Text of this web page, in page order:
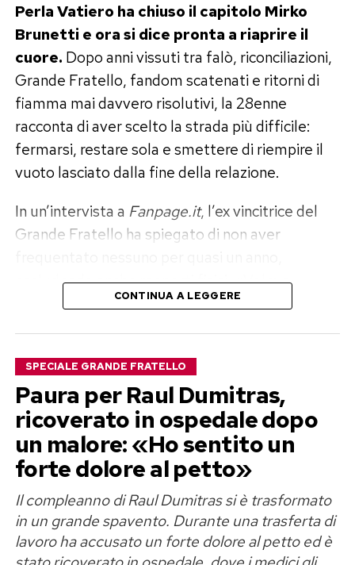
Perla Vatiero ha chiuso il capitolo Mirko
Brunetti e ora si dice pronta a riaprire il
cuore. Dopo anni vissuti tra falò, riconciliazioni,
Grande Fratello, fandom scatenati e ritorni di
fiamma mai davvero risolutivi, la 28enne
racconta di aver scelto la strada più difficile:
fermarsi, restare sola e smettere di riempire il
vuoto lasciato dalla fine della relazione.
In un’intervista a Fanpage.it, l’ex vincitrice del
Grande Fratello ha spiegato di non aver
escludendo anche rapporti fisici. «Volevo
disintossicarmi del tutto ed elaborare il dolore»,
persona al centro della propria vita.
Perla Vatiero: «Con Mirko un amore
vero, ma diventato tossico»
Il rapporto tra Perla Vatiero e Mirko Brunetti
aveva conquistato il pubblico diTemptation
Islandnel 2023, trasformandosi poi in una delle
saghe sentimentali più seguite sui social. Cinque
CONTINUA A LEGGERE
SPECIALE GRANDE FRATELLO
Paura per Raul Dumitras,
ricoverato in ospedale dopo
un malore: «Ho sentito un
forte dolore al petto»
Il compleanno di Raul Dumitras si è trasformato
in un grande spavento. Durante una trasferta di
lavoro ha accusato un forte dolore al petto ed è